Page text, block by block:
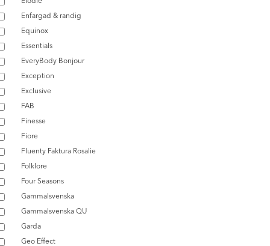
Enfargad & randig
Equinox
Essentials
EveryBody Bonjour
Exception
Exclusive
FAB
Finesse
Fiore
Fluenty Faktura Rosalie
Folklore
Four Seasons
Gammalsvenska
Gammalsvenska QU
Garda
Geo Effect